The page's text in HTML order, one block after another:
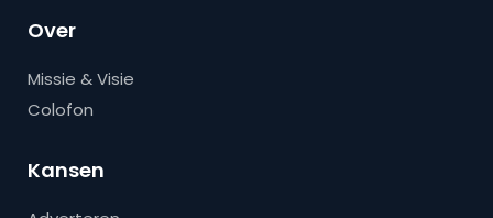
Over
Missie & Visie
Colofon
Kansen